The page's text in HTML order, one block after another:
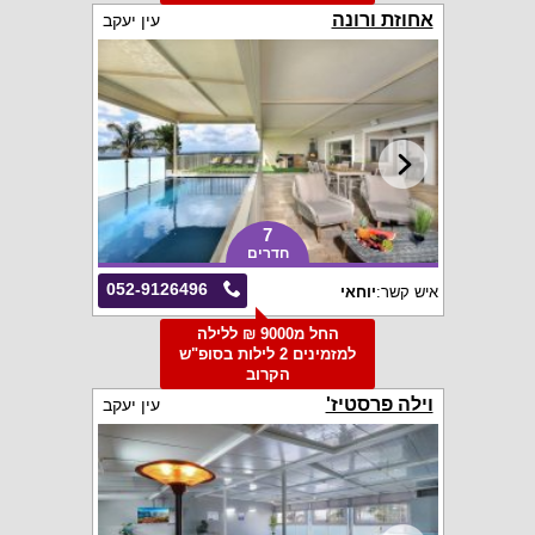
אחוזת ורונה עין יעקב
7
חדרים
052-9126496 איש קשר:יוחאי
החל מ9000 ₪ ללילה
למזמינים 2 לילות בסופ"ש
הקרוב
וילה פרסטיז' עין יעקב